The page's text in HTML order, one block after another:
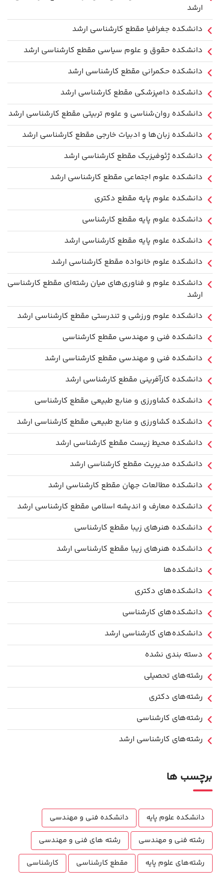
ارشد
دانشکده جغرافیا مقطع کارشناسی ارشد
دانشکده حقوق و علوم سیاسی مقطع کارشناسی ارشد
دانشکده حکمرانی مقطع کارشناسی ارشد
دانشکده دامپزشکی مقطع کارشناسی ارشد
دانشکده روان‌شناسی و علوم تربیتی مقطع کارشناسی ارشد
دانشکده زبان‌ها و ادبیات خارجی مقطع کارشناسی ارشد
دانشکده ژئوفیزیک مقطع کارشناسی ارشد
دانشکده علوم اجتماعی مقطع کارشناسی ارشد
دانشکده علوم پایه مقطع دکتری
دانشکده علوم پایه مقطع کارشناسی
دانشکده علوم پایه مقطع کارشناسی ارشد
دانشکده علوم خانواده مقطع کارشناسی ارشد
دانشکده علوم و فناوری‌های میان رشته‌ای مقطع کارشناسی
ارشد
دانشکده علوم ورزشی و تندرستی مقطع کارشناسی ارشد
دانشکده فنی و مهندسی مقطع کارشناسی
دانشکده فنی و مهندسی مقطع کارشناسی ارشد
دانشکده کارآفرینی مقطع کارشناسی ارشد
دانشکده کشاورزی و منابع طبیعی مقطع کارشناسی
دانشکده کشاورزی و منابع طبیعی مقطع کارشناسی ارشد
دانشکده محیط زیست مقطع کارشناسی ارشد
دانشکده مدیریت مقطع کارشناسی ارشد
دانشکده مطالعات جهان مقطع کارشناسی ارشد
دانشکده معارف و اندیشه اسلامی مقطع کارشناسی ارشد
دانشکده هنرهای زیبا مقطع کارشناسی
دانشکده هنرهای زیبا مقطع کارشناسی ارشد
دانشکده‌ها
دانشکده‌های دکتری
دانشکده‌های کارشناسی
دانشکده‌های کارشناسی ارشد
دسته بندی نشده
رشته‌های تحصیلی
رشته‌های دکتری
رشته‌های کارشناسی
رشته‌های کارشناسی ارشد
برچسب ها
دانشکده علوم پایه
دانشکده فنی و مهندسی
رشته فنی و مهندسی
رشته های فنی و مهندسی
رشته‌های علوم پایه
مقطع کارشناسی کارشناسی